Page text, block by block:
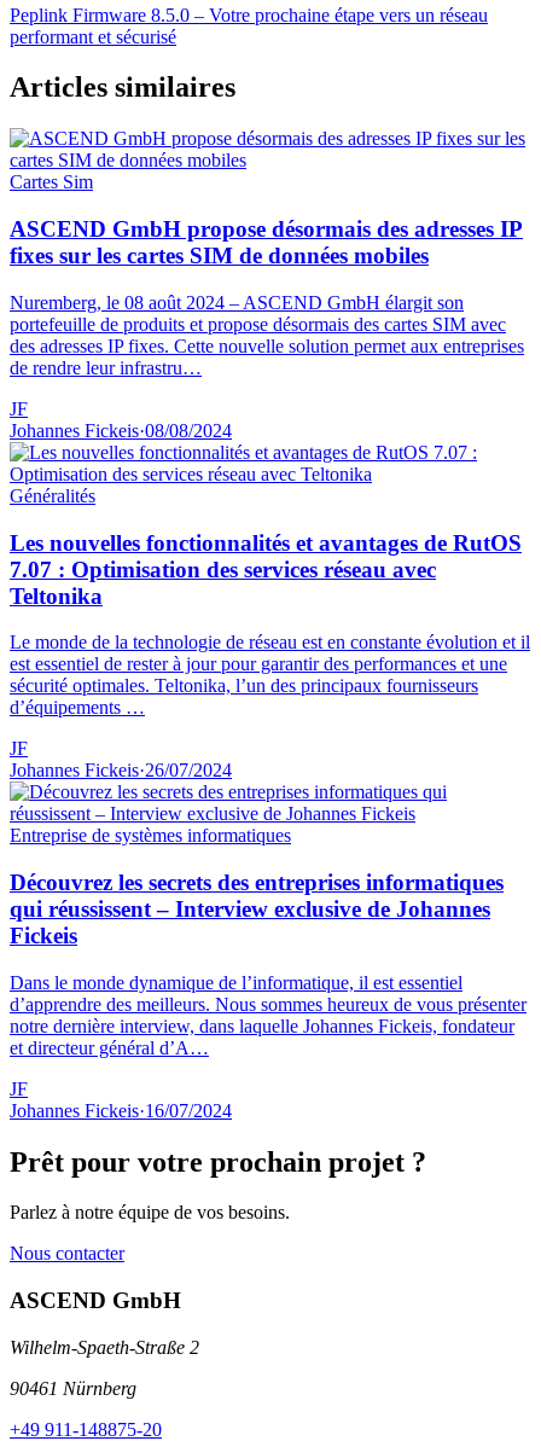
Peplink Firmware 8.5.0 – Votre prochaine étape vers un réseau
performant et sécurisé
Articles similaires
Cartes Sim
ASCEND GmbH propose désormais des adresses IP
fixes sur les cartes SIM de données mobiles
Nuremberg, le 08 août 2024 – ASCEND GmbH élargit son
portefeuille de produits et propose désormais des cartes SIM avec
des adresses IP fixes. Cette nouvelle solution permet aux entreprises
de rendre leur infrastru…
JF
Johannes Fickeis·08/08/2024
Généralités
Les nouvelles fonctionnalités et avantages de RutOS
7.07 : Optimisation des services réseau avec
Teltonika
Le monde de la technologie de réseau est en constante évolution et il
est essentiel de rester à jour pour garantir des performances et une
sécurité optimales. Teltonika, l’un des principaux fournisseurs
d’équipements …
JF
Johannes Fickeis·26/07/2024
Entreprise de systèmes informatiques
Découvrez les secrets des entreprises informatiques
qui réussissent – Interview exclusive de Johannes
Fickeis
Dans le monde dynamique de l’informatique, il est essentiel
d’apprendre des meilleurs. Nous sommes heureux de vous présenter
notre dernière interview, dans laquelle Johannes Fickeis, fondateur
et directeur général d’A…
JF
Johannes Fickeis·16/07/2024
Prêt pour votre prochain projet ?
Parlez à notre équipe de vos besoins.
Nous contacter
ASCEND GmbH
Wilhelm-Spaeth-Straße 2
90461 Nürnberg
+49 911-148875-20